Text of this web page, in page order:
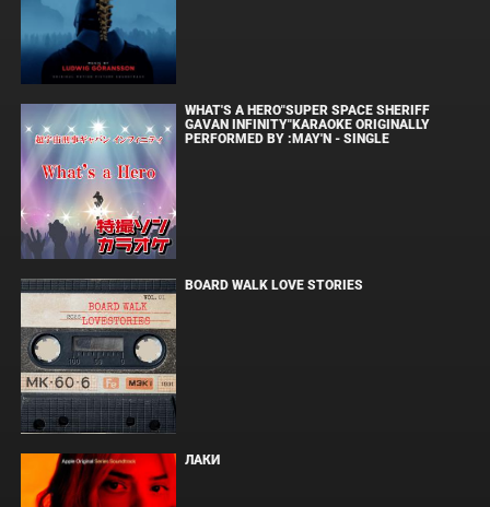
WHAT'S A HERO"SUPER SPACE SHERIFF
GAVAN INFINITY"KARAOKE ORIGINALLY
PERFORMED BY :MAY'N - SINGLE
BOARD WALK LOVE STORIES
ЛАКИ